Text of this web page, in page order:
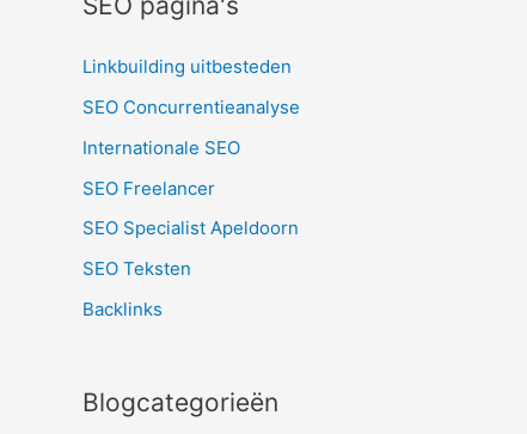
Linkbuilding uitbesteden
SEO Concurrentieanalyse
Internationale SEO
SEO Freelancer
SEO Specialist Apeldoorn
SEO Teksten
Backlinks
Blogcategorieën